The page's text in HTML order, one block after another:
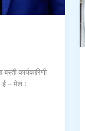
कार्यकारिणी
ई – मेल :